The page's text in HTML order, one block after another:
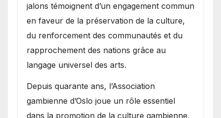
jalons témoignent d’un engagement commun
en faveur de la préservation de la culture,
du renforcement des communautés et du
rapprochement des nations grâce au
langage universel des arts.
​Depuis quarante ans, l’Association
gambienne d’Oslo joue un rôle essentiel
dans la promotion de la culture gambienne,